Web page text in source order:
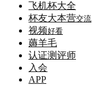
飞机杯大全
杯友大本营交流
视频好看
薅羊毛
认证测评师
入会
APP